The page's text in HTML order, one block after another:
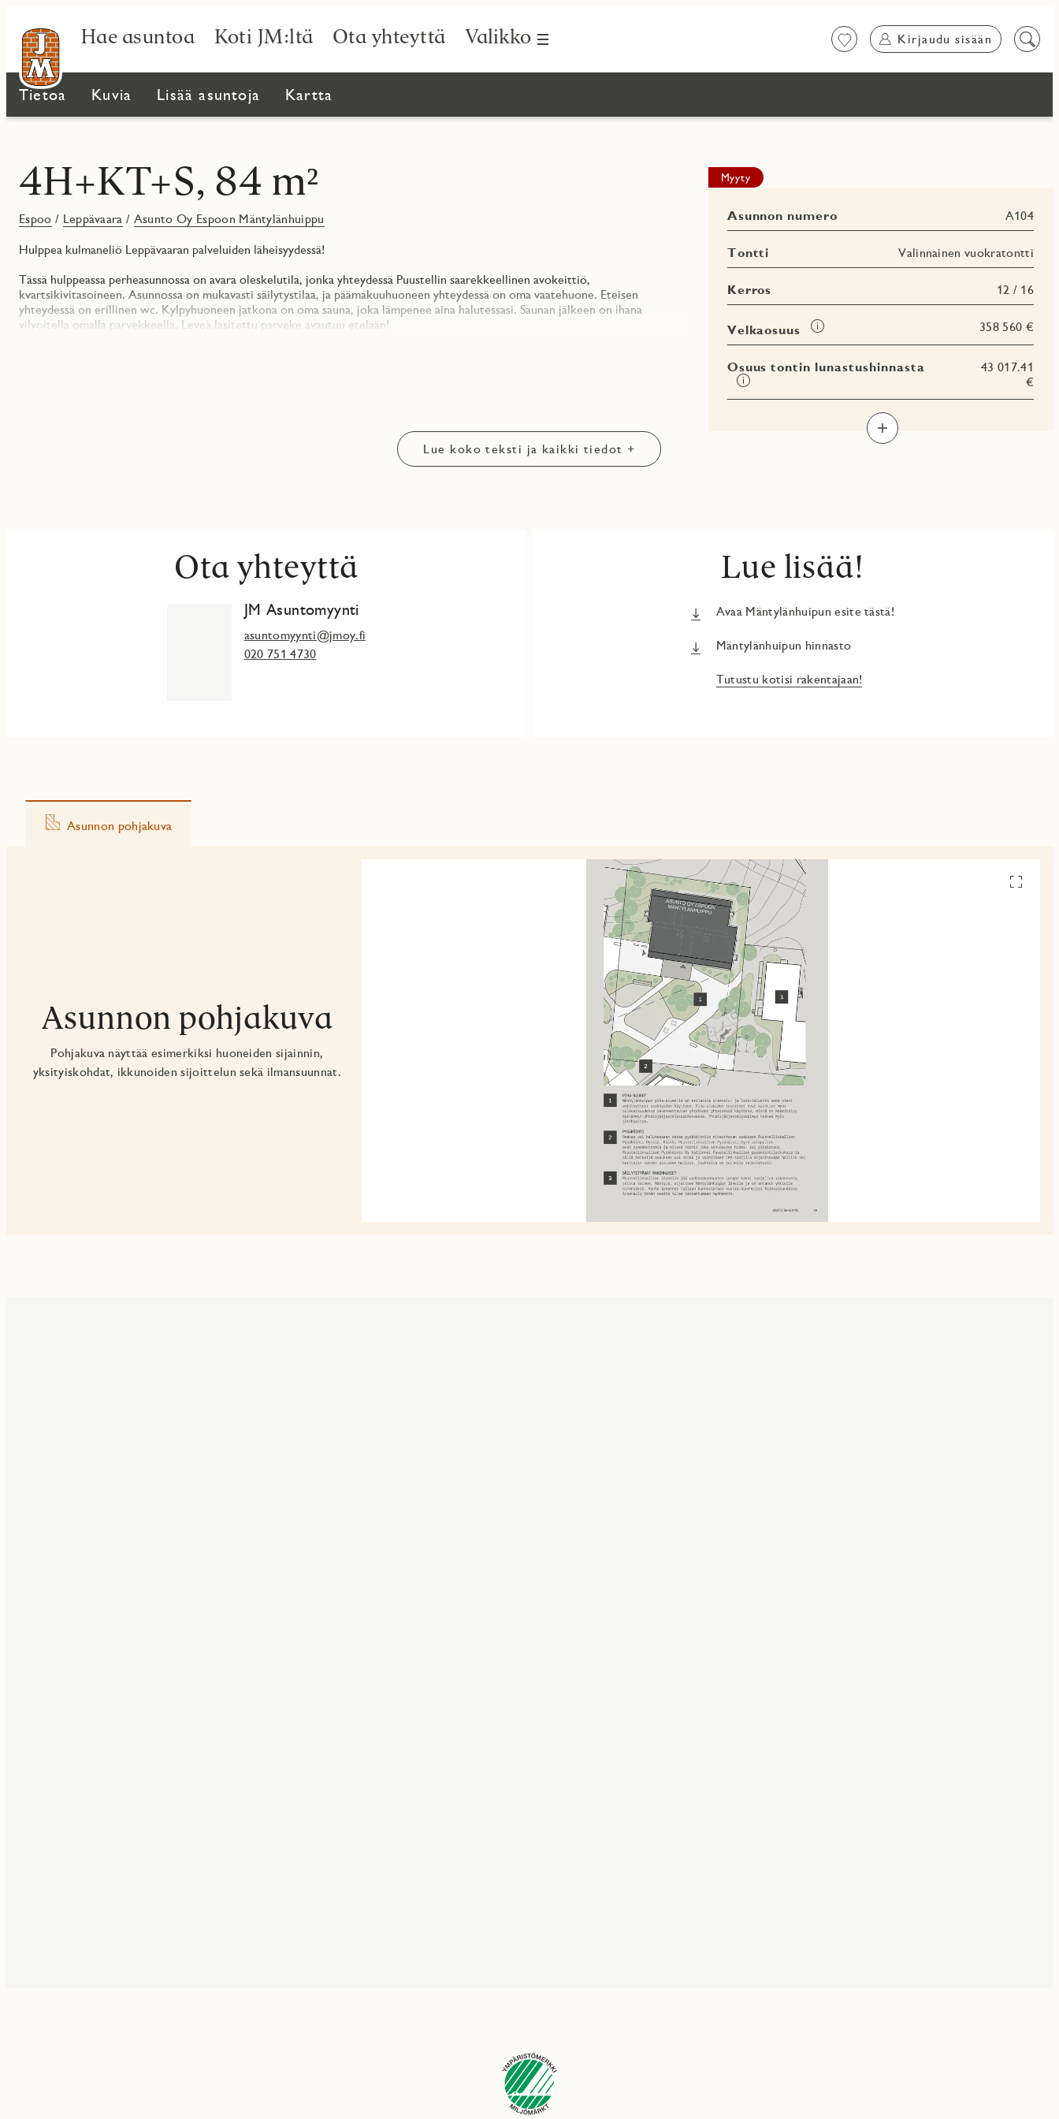
Hae asuntoa Koti JM:ltä Ota yhteyttä Valikko Suosikit Kirjaudu sisään
Etsi
Tietoa Kuvia Lisää asuntoja Kartta
4H+KT+S, 84 m²
Espoo / Leppävaara / Asunto Oy Espoon Mäntylänhuippu
Hulppea kulmaneliö Leppävaaran palveluiden läheisyydessä!
Tässä hulppeassa perheasunnossa on avara oleskelutila, jonka yhteydessä Puustellin saarekkeellinen avokeittiö,
kvartsikivitasoineen. Asunnossa on mukavasti säilytystilaa, ja päämakuuhuoneen yhteydessä on oma vaatehuone. Eteisen
yhteydessä on erillinen wc. Kylpyhuoneen jatkona on oma sauna, joka lämpenee aina halutessasi. Saunan jälkeen on ihana
vilvoitella omalla parvekkeella. Leveä lasitettu parveke avautuu etelään!
Mäntylänhuippu rakennetaan pohjoismaisen ympäristömerkin, Joutsenmerkin kriteerien mukaisesti ja sille haetaan
Joutsenmerkki-sertifikaattia. Yhtiö on savuton ja ammattimainen lyhytaikainen vuokraustoiminta on yhtiössä kiellettyä. Yhtiö
Myyty
Asunnon numero A104
Tontti Valinnainen vuokratontti
Kerros 12 / 16
Velkaosuus
Tooltip 358 560 €
Osuus tontin lunastushinnasta
Tooltip
43 017.41
€
Lue koko teksti ja kaikki tiedot +
Ota yhteyttä
JM Asuntomyynti
asuntomyynti@jmoy.fi
020 751 4730
Lue lisää!
Avaa Mäntylänhuipun esite tästä!
Mäntylänhuipun hinnasto
Tutustu kotisi rakentajaan!
Asunnon pohjakuva
Asunnon pohjakuva
Pohjakuva näyttää esimerkiksi huoneiden sijainnin,
yksityiskohdat, ikkunoiden sijoittelun sekä ilmansuunnat.
Avaa